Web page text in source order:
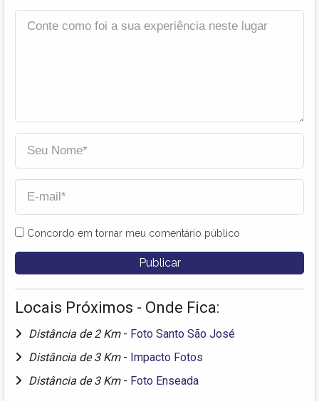
Concordo em tornar meu comentário público
Locais Próximos - Onde Fica:
Distância de 2 Km - Foto Santo São José
Distância de 3 Km - Impacto Fotos
Distância de 3 Km - Foto Enseada